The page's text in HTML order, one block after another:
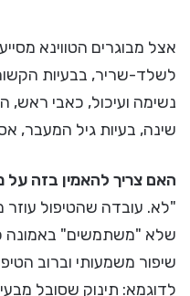
אצל מבוגרים הטווינא
לשלד-שריר, בבעיות
נשימה ועיכול, כאבי ראש,
שינה, בעיות גיל המעבר,
האם צריך להאמין בזה
"לא. עובדה שהטיפול עוזר
שלא "משתמשים" באמונה
שיפור משמעותי וברוב
לדוגמא: תינוק שסובל